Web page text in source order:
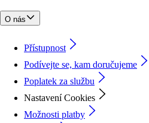
O nás
Přístupnost
Podívejte se, kam doručujeme
Poplatek za službu
Nastavení Cookies
Možnosti platby